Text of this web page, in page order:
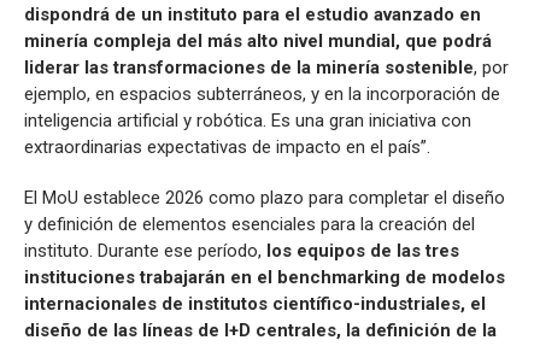
dispondrá de un instituto para el estudio avanzado en
minería compleja del más alto nivel mundial, que podrá
liderar las transformaciones de la minería sostenible, por
ejemplo, en espacios subterráneos, y en la incorporación de
inteligencia artificial y robótica. Es una gran iniciativa con
extraordinarias expectativas de impacto en el país”.
El MoU establece 2026 como plazo para completar el diseño
y definición de elementos esenciales para la creación del
instituto. Durante ese período, los equipos de las tres
instituciones trabajarán en el benchmarking de modelos
internacionales de institutos científico-industriales, el
diseño de las líneas de I+D centrales, la definición de la